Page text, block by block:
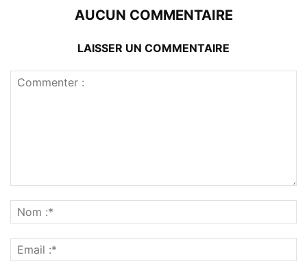
AUCUN COMMENTAIRE
LAISSER UN COMMENTAIRE